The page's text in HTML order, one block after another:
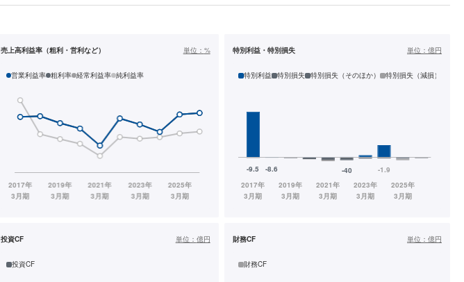
売上高利益率（粗利・営利など） 単位： %
営業利益率 粗利率 経常利益率 純利益率
特別利益・特別損失 単位： 億円
特別利益 特別損失 特別損失（そのほか） 特別損失（減損）
投資CF 単位： 億円
投資CF
財務CF 単位： 億円
財務CF